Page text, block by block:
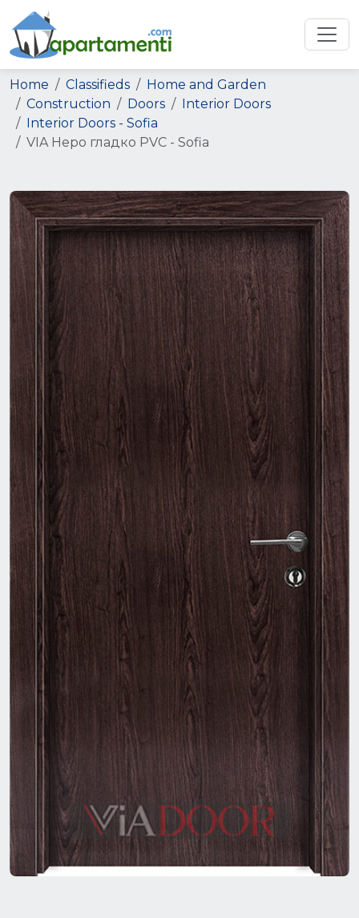
Home Classifieds
Home and Garden
Construction
Doors
Interior Doors
Interior Doors - Sofia
VIA Неро гладко PVC - Sofia